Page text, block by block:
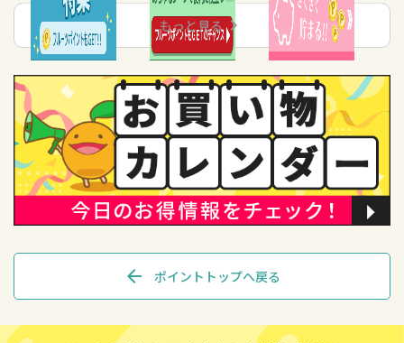
もっと見るchevron_right
arrow_back ポイントトップへ戻る